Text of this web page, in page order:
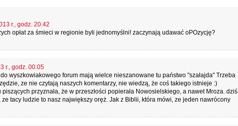
r., godz. 20.42
opłat za śmieci w regionie byli jednomyślni! zaczynają udawać oPOzycję?
r., godz. 00.05
wyszkowiakowego forum mają wielce nieszanowane tu państwo "szałajda" Trzeba
ze nie czytają naszych komentarzy, nie wiedzą, że coś takiego istnieje :)
przyznała, że w przeszłości popierała Nowosielskiego, a nawet Mroza. dziś
tacy ludzie to nasz największy oręż. Jak z Biblii, która mówi, ze jeden nawrócony